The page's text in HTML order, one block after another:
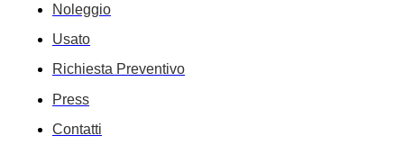
Noleggio
Usato
Richiesta Preventivo
Press
Contatti